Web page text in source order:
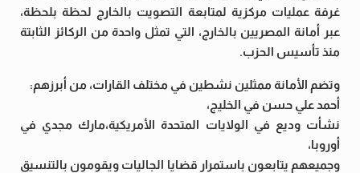
غرفة عمليات مركزية لمتابعة التصويت بالخارج لحظة بلحظة،
عبر أمانة المصريين بالخارج، التي تمثل واحدة من الركائز الثابتة
منذ تأسيس الحزب.
وتضم الأمانة ممثلين نشطين في مختلف القارات، من أبرزهم:
أحمد علي حسن في الخليج،
نشأت وديع في الولايات المتحدة الأمريكية،مارك مجدي في
أوروبا،
وجميعهم يتابعون باستمرار قضايا الجاليات ويقومون بالتنسيق